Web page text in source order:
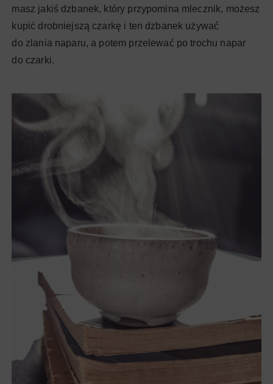
masz jakiś dzbanek, który przypomina mlecznik, możesz
kupić drobniejszą czarkę i ten dzbanek używać
do zlania naparu, a potem przelewać po trochu napar
do czarki.